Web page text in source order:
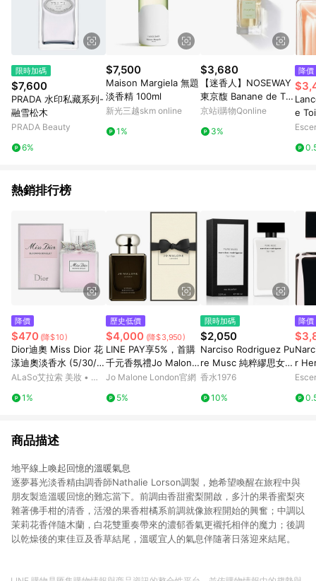
限時加碼
$7,600
PRADA 水印私藏系列-
融雪松木
PRADA Beauty
6%
$7,500
Maison Margiela 無題
淡香精 100ml
新光三越skm online
1%
$3,680
【迷香人】NOSEWAY
東京馥 Banane de To
kyo 100ML
京站i購物Qonline
3%
降價
e
ml
熱銷排行榜
降價
$470 (降$10)
Dior迪奧 Miss Dior 花
漾迪奧淡香水 (5/30/5
0/100ml)
ALaSo艾拉索 美妝 • 保
1%
歷史低價
$4,000 (降$3,950)
LINE PAY享5%，首購
千元香氛禮Jo Malone
London 絲柏與葡萄藤
Jo Malone London官網
5%
限時加碼
$2,050
Narciso Rodriguez Pu
re Musc 純粹繆思女性
淡香精
香水1976
10%
降價
r
商品描述
地平線上喚起回憶的溫暖氣息
逐夢暮光淡香精由調香師Nathalie Lorson調製，她希望喚醒在旅程中與
朋友製造溫暖回憶的難忘當下。前調由香甜蜜梨開啟，多汁的果香蜜梨夾
雜著佛手柑的清香，活潑的果香柑橘系前調就像旅程開始的興奮；中調以
茉莉花香伴隨木蘭，白花雙重奏帶來的濃郁香氣更襯托相伴的魔力；後調
以乾燥後的東佳豆及香草結尾，溫暖宜人的氣息伴隨著日落迎來結尾。